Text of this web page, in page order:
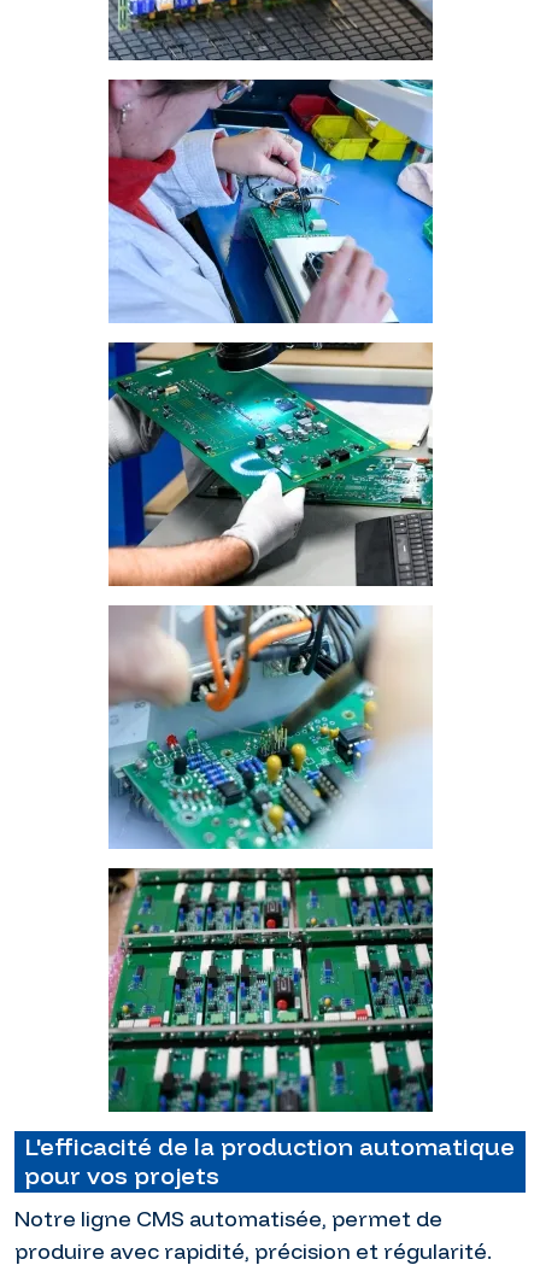
L'efficacité de la production automatique
pour vos projets
Notre ligne CMS automatisée, permet de
produire avec rapidité, précision et régularité.